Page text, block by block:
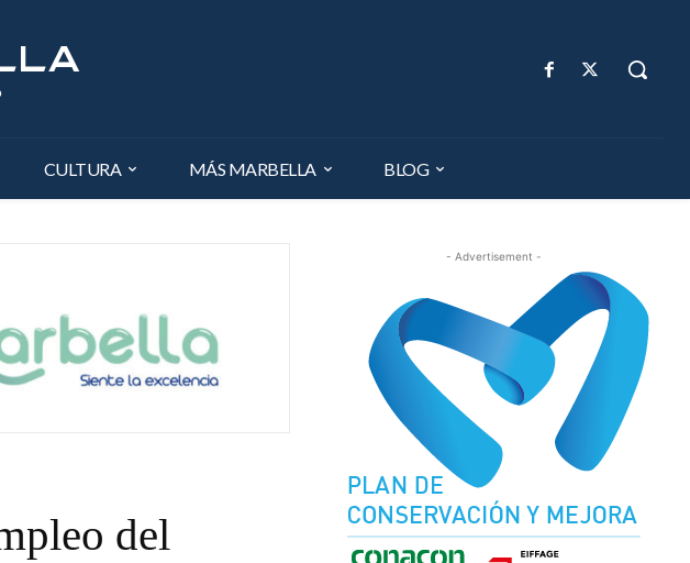
CULTURA MÁS MARBELLA BLOG
del
- Advertisement -